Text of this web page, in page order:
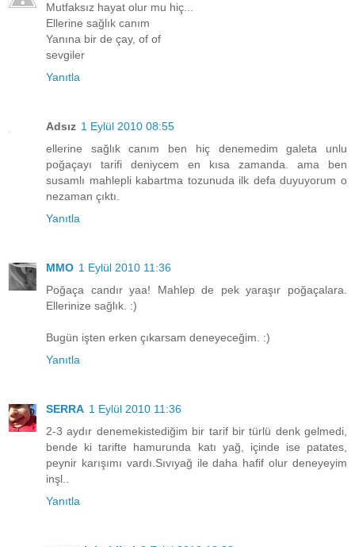
Mutfaksız hayat olur mu hiç...
Ellerine sağlık canım
Yanına bir de çay, of of
sevgiler
Yanıtla
Adsız 1 Eylül 2010 08:55
ellerine sağlık canım ben hiç denemedim galeta unlu
poğaçayı tarifi deniycem en kısa zamanda. ama ben
susamlı mahlepli kabartma tozunuda ilk defa duyuyorum o
nezaman çıktı.
Yanıtla
MMO 1 Eylül 2010 11:36
Poğaça candır yaa! Mahlep de pek yaraşır poğaçalara.
Ellerinize sağlık. :)
Bugün işten erken çıkarsam deneyeceğim. :)
Yanıtla
SERRA 1 Eylül 2010 11:36
2-3 aydır denemekistediğim bir tarif bir türlü denk gelmedi,
bende ki tarifte hamurunda katı yağ, içinde ise patates,
peynir karışımı vardı.Sıvıyağ ile daha hafif olur deneyeyim
inşl..
Yanıtla